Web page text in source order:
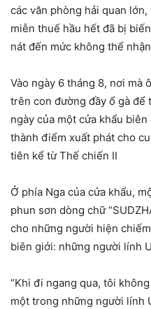
các văn phòng hải quan
miễn thuế hầu hết đã bị
nát đến mức không thể
Vào ngày 6 tháng 8, nơi mà
trên con đường đầy ổ gà
ngày của một cửa khẩu
thành điểm xuất phát cho
tiên kể từ Thế chiến II
Ở phía Nga của cửa khẩu,
phun sơn dòng chữ
cho những người hiện
biên giới: những người lính
“Khi đi ngang qua, tôi
một trong những người lính